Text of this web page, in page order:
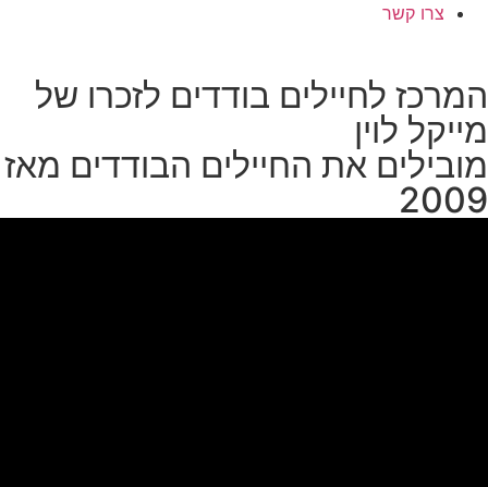
צרו קשר
המרכז לחיילים בודדים לזכרו של
מייקל לוין
מובילים את החיילים הבודדים מאז
2009